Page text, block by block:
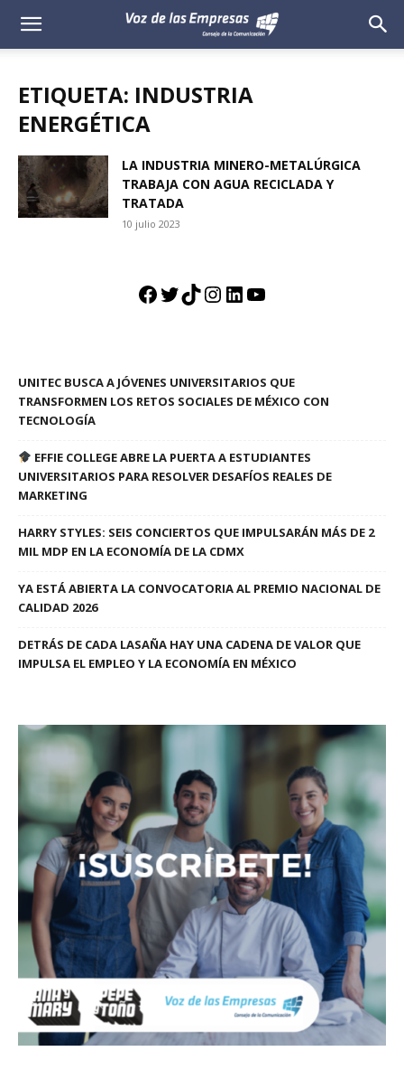
Voz
Empresas
ETIQUETA: INDUSTRIA
ENERGÉTICA
LA INDUSTRIA MINERO-METALÚRGICA
TRABAJA CON AGUA RECICLADA Y
TRATADA
10 julio 2023
Facebook
Twitter
TikTok
Instagram
LinkedIn
YouTube
UNITEC BUSCA A JÓVENES UNIVERSITARIOS QUE
TRANSFORMEN LOS RETOS SOCIALES DE MÉXICO CON
TECNOLOGÍA
EFFIE COLLEGE ABRE LA PUERTA A ESTUDIANTES
UNIVERSITARIOS PARA RESOLVER DESAFÍOS REALES DE
MARKETING
HARRY STYLES: SEIS CONCIERTOS QUE IMPULSARÁN MÁS DE 2
MIL MDP EN LA ECONOMÍA DE LA CDMX
YA ESTÁ ABIERTA LA CONVOCATORIA AL PREMIO NACIONAL DE
CALIDAD 2026
DETRÁS DE CADA LASAÑA HAY UNA CADENA DE VALOR QUE
IMPULSA EL EMPLEO Y LA ECONOMÍA EN MÉXICO